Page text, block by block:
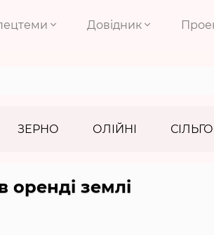
Довідник
ЗЕРНО ОЛІЙНІ
оренді землі